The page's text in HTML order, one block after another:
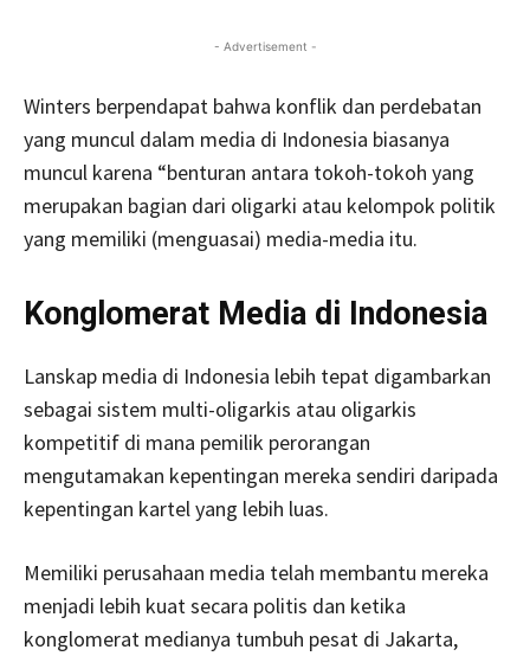
- Advertisement -
Winters berpendapat bahwa konflik dan perdebatan
yang muncul dalam media di Indonesia biasanya
muncul karena “benturan antara tokoh-tokoh yang
merupakan bagian dari oligarki atau kelompok politik
yang memiliki (menguasai) media-media itu.
Konglomerat Media di Indonesia
Lanskap media di Indonesia lebih tepat digambarkan
sebagai sistem multi-oligarkis atau oligarkis
kompetitif di mana pemilik perorangan
mengutamakan kepentingan mereka sendiri daripada
kepentingan kartel yang lebih luas.
Memiliki perusahaan media telah membantu mereka
menjadi lebih kuat secara politis dan ketika
konglomerat medianya tumbuh pesat di Jakarta,